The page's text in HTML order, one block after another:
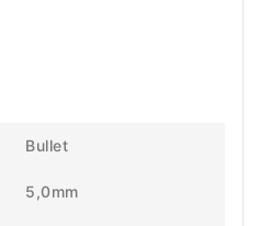
Bullet
5,0mm